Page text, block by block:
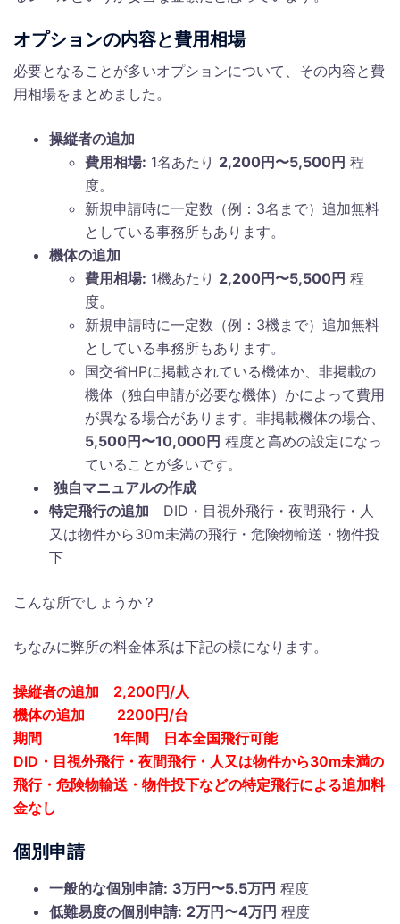
オプションの内容と費用相場
必要となることが多いオプションについて、その内容と費
用相場をまとめました。
操縦者の追加
費用相場: 1名あたり 2,200円〜5,500円 程
度。
新規申請時に一定数（例：3名まで）追加無料
としている事務所もあります。
機体の追加
費用相場: 1機あたり 2,200円〜5,500円 程
度。
新規申請時に一定数（例：3機まで）追加無料
としている事務所もあります。
国交省HPに掲載されている機体か、非掲載の
機体（独自申請が必要な機体）かによって費用
が異なる場合があります。非掲載機体の場合、
5,500円〜10,000円 程度と高めの設定になっ
ていることが多いです。
独自マニュアルの作成
特定飛行の追加 DID・目視外飛行・夜間飛行・人
又は物件から30m未満の飛行・危険物輸送・物件投
下
こんな所でしょうか？
ちなみに弊所の料金体系は下記の様になります。
操縦者の追加 2,200円/人
機体の追加 2200円/台
期間 1年間 日本全国飛行可能
DID・目視外飛行・夜間飛行・人又は物件から30m未満の
飛行・危険物輸送・物件投下などの特定飛行による追加料
金なし
個別申請
一般的な個別申請: 3万円〜5.5万円 程度
低難易度の個別申請: 2万円〜4万円 程度